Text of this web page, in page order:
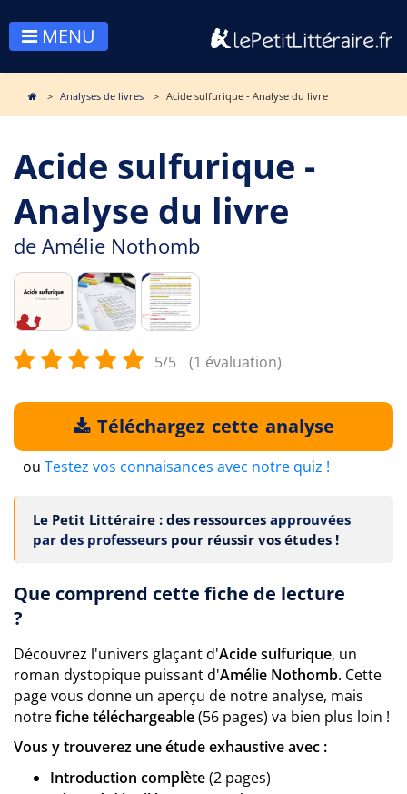
MENU
Analyses de livres Acide sulfurique - Analyse du livre
Acide sulfurique -
Analyse du livre
de Amélie Nothomb
5/5 (1 évaluation)
Téléchargez cette analyse
ou Testez vos connaisances avec notre quiz !
Le Petit Littéraire : des ressources approuvées
par des professeurs pour réussir vos études !
Que comprend cette fiche de lecture
?
Découvrez l'univers glaçant d'Acide sulfurique, un
roman dystopique puissant d'Amélie Nothomb. Cette
page vous donne un aperçu de notre analyse, mais
notrefiche téléchargeable(56 pages) va bien plus loin !
Vous y trouverez une étude exhaustive avec :
Introduction complète(2 pages)